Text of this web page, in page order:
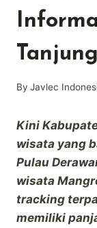
By Javlec
Kini
wisata yang
Pulau
wisata
tracking
memiliki